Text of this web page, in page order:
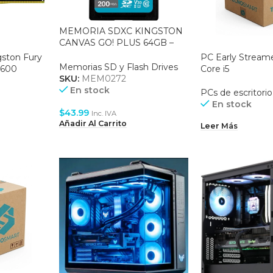
Fury
MEMORIA SDXC KINGSTON
CANVAS GO! PLUS 64GB –
– U3 – V30 (SDG4/64GB)
Memorias SD y Flash Drives
SKU: MEM0272
En stock
$43.99 Inc. IVA
Añadir Al Carrito
PC Early
Core i5
PCs de escritorio
En stock
Leer Más